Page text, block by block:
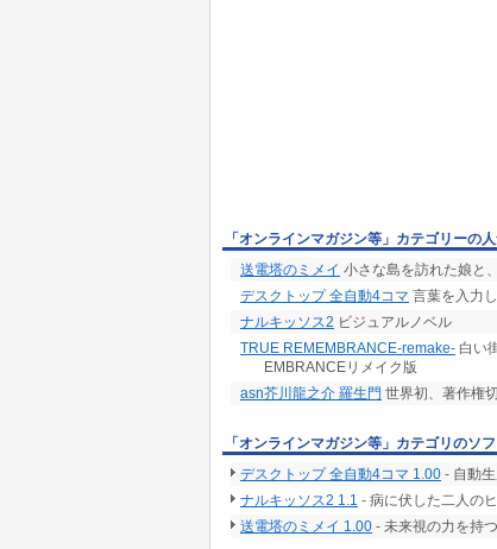
「オンラインマガジン等」カテゴリーの
送電塔のミメイ 小さな島を訪れた娘と
デスクトップ 全自動4コマ 言葉を入力
ナルキッソス2 ビジュアルノベル
TRUE REMEMBRANCE-remake- 白い
EMBRANCEリメイク版
asn芥川龍之介 羅生門 世界初、著作権
「オンラインマガジン等」カテゴリのソ
デスクトップ 全自動4コマ 1.00 - 自動
ナルキッソス2 1.1 - 病に伏した二人の
送電塔のミメイ 1.00 - 未来視の力を持